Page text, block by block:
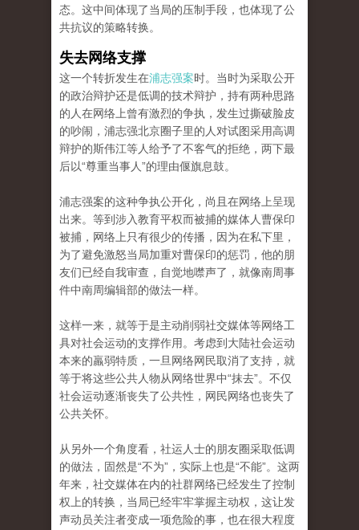
态。这中间体现了当局的压制手段，也体现了公
共抗议的策略转换。
失去网络支撑
这一个转折发生在浦志强案时。当时为采取公开
的政治辩护还是低调的技术辩护，持有两种思路
的人在网络上曾有激烈的争执，发生过撕破脸皮
的吵闹，浦志强北京圈子里的人对试图采用高调
辩护的斯伟江等人给予了不客气的拒绝，两下最
后以“尊重当事人”的理由偃旗息鼓。
浦志强案的这种争执公开化，尚且在网络上呈现
出来。等到涉入教育平权而被捕的媒体人曹保印
被捕，网络上只有很少的传播，因为在私下里，
为了避免激怒当局加重对曹保印的惩罚，他的朋
友们已经自我审查，自觉地噤声了，就像南周事
件中南周编辑部的做法一样。
这样一来，就等于是主动削弱社交媒体等网络工
具对社会运动的支撑作用。考虑到大陆社会运动
本来的羸弱特质，一旦网络网民取消了支持，就
等于将这些公共人物从网络世界中“抹去”。不仅
社会运动逐渐丧失了公共性，网民网络也丧失了
公共关怀。
从另外一个角度看，社运人士的朋友圈采取低调
的做法，固然是“不为”，实际上也是“不能”。这两
年来，社交媒体在内的社群网络已经发生了控制
权上的转换，当局已经牢牢掌握主动权，这让发
声动员关注者变成一项危险的事，也在很大程度